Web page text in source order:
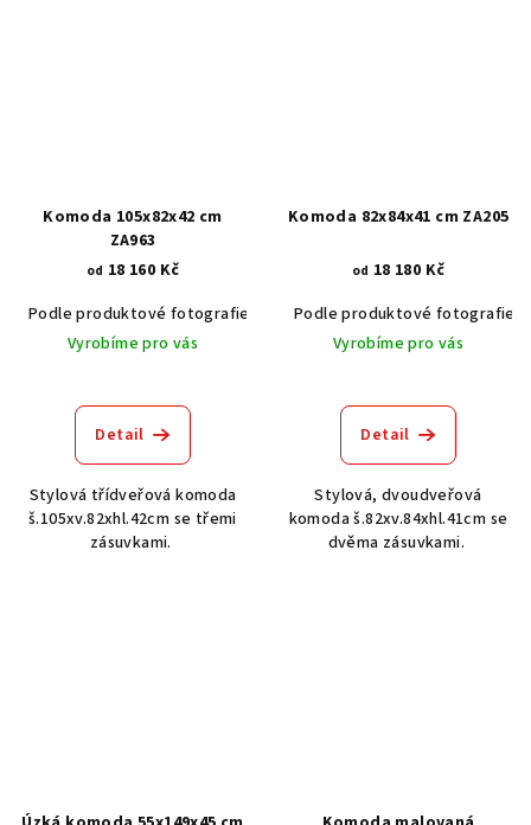
Komoda 105x82x42 cm
ZA963
od 18 160 Kč
Podle produktové fotografie
Akát vintage BT1551
Ořech
Vyrobíme pro vás
Detail
Stylová třídveřová komoda
š.105xv.82xhl.42cm se třemi
zásuvkami.
Komoda 82x84x41 cm ZA205
od 18 180 Kč
Podle produktové fotografie
Vyrobíme pro vás
Detail
Stylová, dvoudveřová
komoda š.82xv.84xhl.41cm se
dvěma zásuvkami.